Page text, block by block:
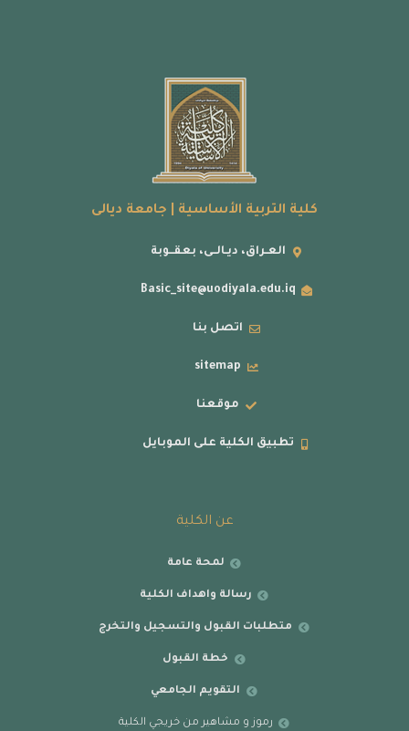
كلية التربية الأساسية | جامعة ديالى
العـراق، ديـالــى، بعقــوبة
Basic_site@uodiyala.edu.iq
اتصل بنا
sitemap
موقعنا
تطبيق الكلية على الموبايل
عن الكلية
لمحة عامة
رسالة واهداف الكلية
متطلبات القبول والتسجيل والتخرج
خطة القبول
التقويم الجامعي
رموز و مشاهير من خريجي الكلية